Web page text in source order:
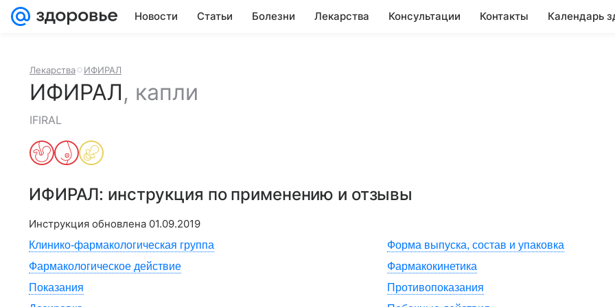
Новости Статьи Болезни Лекарства Консультации Контакты Календарь
Лекарства ИФИРАЛ
ИФИРАЛ, капли
IFIRAL
ИФИРАЛ: инструкция по применению и отзывы
Инструкция обновлена 01.09.2019
Клинико-фармакологическая группа
Форма выпуска, состав и упаковка
Фармакологическое действие
Фармакокинетика
Показания
Противопоказания